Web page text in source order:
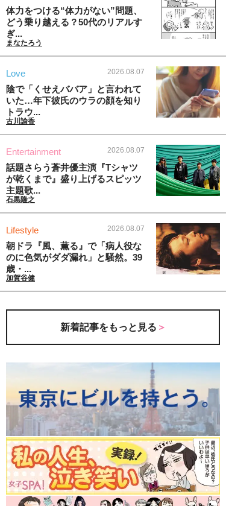
体力をつける“体力がない”問題、
どう乗り越える？50代のリアルす
ぎ...
まなたろう
Love 2026.08.07
陰で「くせえババア」と言われて
いた…年下彼氏のウラの顔を知り
トラウ...
古川諭香
Entertainment 2026.08.07
話題さらう蒼井優主演『Tシャツ
が乾くまで』盛り上げるスピッツ
主題歌...
石黒隆之
Lifestyle 2026.08.07
朝ドラ『風、薫る』で「病人役な
のに色気がダダ漏れ」と騒然。39
歳・...
加賀谷健
新着記事をもっと見る